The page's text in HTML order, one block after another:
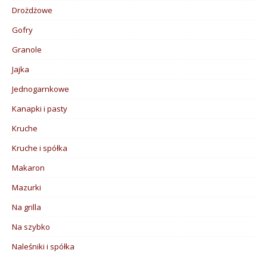
Drożdżowe
Gofry
Granole
Jajka
Jednogarnkowe
Kanapki i pasty
Kruche
Kruche i spółka
Makaron
Mazurki
Na grilla
Na szybko
Naleśniki i spółka